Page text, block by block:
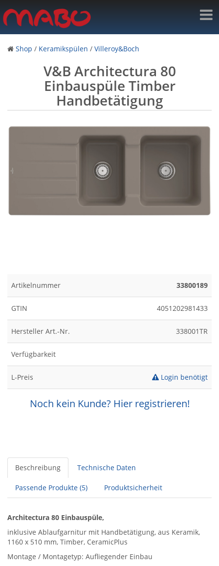
Shop / Keramikspülen / Villeroy&Boch
V&B Architectura 80
Einbauspüle Timber
Handbetätigung
Artikelnummer 33800189
GTIN 4051202981433
Hersteller Art.-Nr. 338001TR
Verfügbarkeit
L-Preis Login benötigt
Noch kein Kunde? Hier registrieren!
Beschreibung Technische Daten
Passende Produkte (5) Produktsicherheit
Architectura 80 Einbauspüle,
inklusive Ablaufgarnitur mit Handbetätigung, aus Keramik,
1160 x 510 mm, Timber, CeramicPlus
Montage / Montagetyp: Aufliegender Einbau